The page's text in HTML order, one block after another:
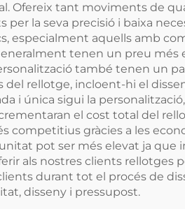
Ofereix tant moviments de
la seva precisió i baixa
especialment aquells amb
tenen un preu més
també tenen un
rellotge, incloent-hi el
i única sigui la
el cost total del
competitius gràcies a les
pot ser més elevat ja que
als nostres clients rellotges
durant tot el procés de
disseny i pressupost.